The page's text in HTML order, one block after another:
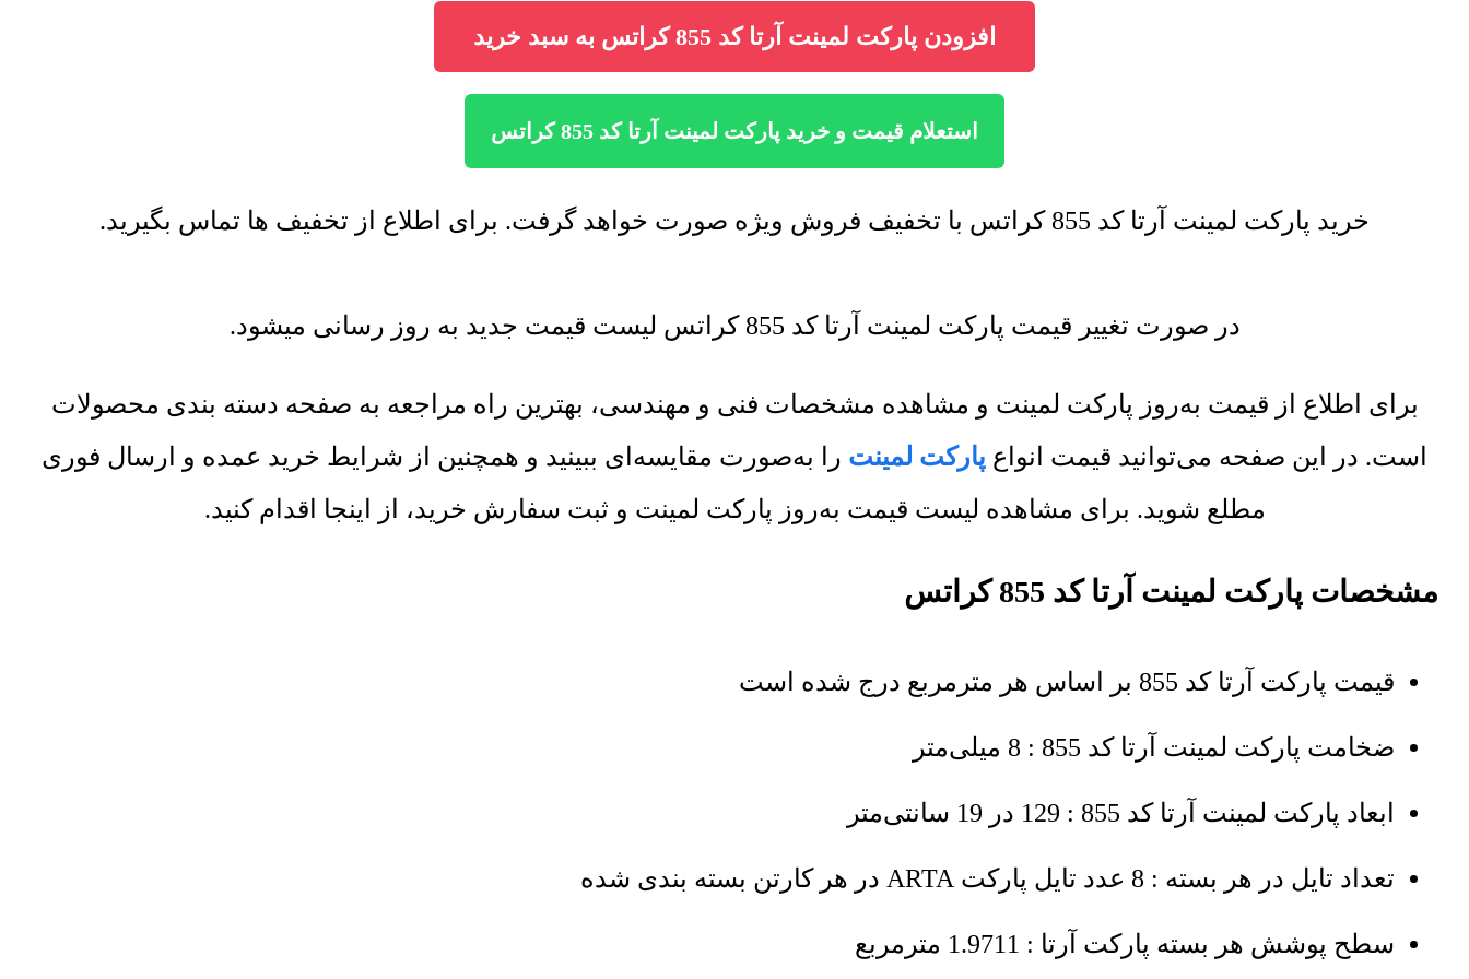
افزودن پارکت لمینت آرتا کد 855 کراتس به سبد خرید
استعلام قیمت و خرید پارکت لمینت آرتا کد 855 کراتس
خرید پارکت لمینت آرتا کد 855 کراتس با تخفیف فروش ویژه صورت خواهد گرفت. برای اطلاع از تخفیف ها تماس بگیرید.
در صورت تغییر قیمت پارکت لمینت آرتا کد 855 کراتس لیست قیمت جدید به روز رسانی میشود.
برای اطلاع از قیمت به‌روز پارکت لمینت و مشاهده مشخصات فنی و مهندسی، بهترین راه مراجعه به صفحه دسته بندی محصولات
است. در این صفحه می‌توانید قیمت انواع پارکت لمینت را به‌صورت مقایسه‌ای ببینید و همچنین از شرایط خرید عمده و ارسال فوری
مطلع شوید. برای مشاهده لیست قیمت به‌روز پارکت لمینت و ثبت سفارش خرید، از اینجا اقدام کنید.
مشخصات پارکت لمینت آرتا کد 855 کراتس
قیمت پارکت آرتا کد 855 بر اساس هر مترمربع درج شده است
ضخامت پارکت لمینت آرتا کد 855 : 8 میلی‌متر
ابعاد پارکت لمینت آرتا کد 855 : 129 در 19 سانتی‌متر
تعداد تایل در هر بسته : 8 عدد تایل پارکت ARTA در هر کارتن بسته بندی شده
سطح پوشش هر بسته پارکت آرتا : 1.9711 مترمربع